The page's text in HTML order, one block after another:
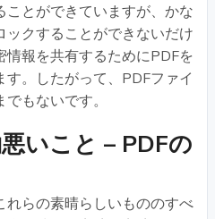
とができていますが、かな
ックすることができないだけ
報を共有するためにPDFを
。したがって、PDFファイ
もないです。
いこと – PDFの
れらの素晴らしいもののすべ